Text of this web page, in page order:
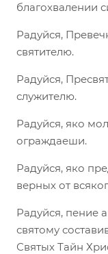
благохвалении
Радуйся,
святителю.
Радуйся,
служителю.
Радуйся, яко
ограждаеши.
Радуйся, яко
верных от
Радуйся, пение
святому
Святых Тайн